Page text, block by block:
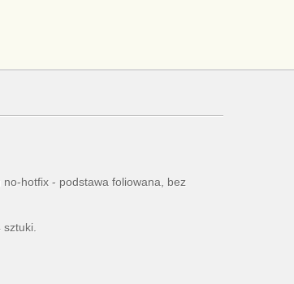
no-hotfix - podstawa foliowana, bez